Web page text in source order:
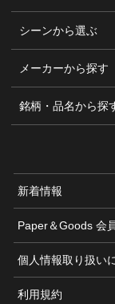
シーンから選ぶ
メーカーから探す
銘柄・品名から探
新着情報
Paper＆Goods 会
個人情報取り扱い
利用規約